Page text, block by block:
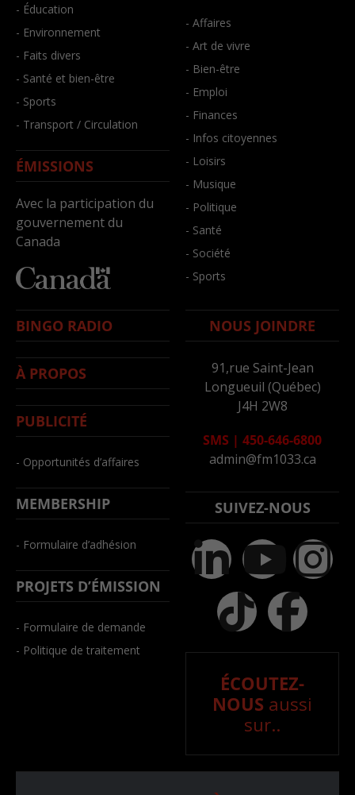
- Éducation
- Environnement
- Faits divers
- Santé et bien-être
- Sports
- Transport / Circulation
ÉMISSIONS
Avec la participation du
gouvernement du
Canada
- Affaires
- Art de vivre
- Bien-être
- Emploi
- Finances
- Infos citoyennes
- Loisirs
- Musique
- Politique
- Santé
- Société
- Sports
BINGO RADIO
À PROPOS
PUBLICITÉ
- Opportunités d’affaires
MEMBERSHIP
- Formulaire d’adhésion
PROJETS D’ÉMISSION
- Formulaire de demande
- Politique de traitement
NOUS JOINDRE
91,rue Saint-Jean
Longueuil (Québec)
J4H 2W8
SMS | 450-646-6800
admin@fm1033.ca
SUIVEZ-NOUS
ÉCOUTEZ-
NOUS aussi
sur..